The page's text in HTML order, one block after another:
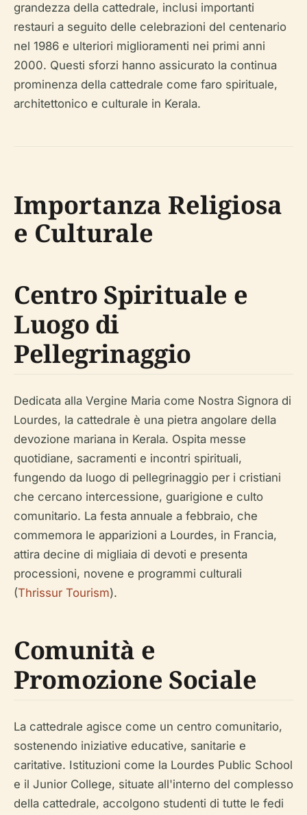
grandezza della cattedrale, inclusi importanti
restauri a seguito delle celebrazioni del centenario
nel 1986 e ulteriori miglioramenti nei primi anni
2000. Questi sforzi hanno assicurato la continua
prominenza della cattedrale come faro spirituale,
architettonico e culturale in Kerala.
Importanza Religiosa
e Culturale
Centro Spirituale e
Luogo di
Pellegrinaggio
Dedicata alla Vergine Maria come Nostra Signora di
Lourdes, la cattedrale è una pietra angolare della
devozione mariana in Kerala. Ospita messe
quotidiane, sacramenti e incontri spirituali,
fungendo da luogo di pellegrinaggio per i cristiani
che cercano intercessione, guarigione e culto
comunitario. La festa annuale a febbraio, che
commemora le apparizioni a Lourdes, in Francia,
attira decine di migliaia di devoti e presenta
processioni, novene e programmi culturali
(Thrissur Tourism).
Comunità e
Promozione Sociale
La cattedrale agisce come un centro comunitario,
sostenendo iniziative educative, sanitarie e
caritative. Istituzioni come la Lourdes Public School
e il Junior College, situate all'interno del complesso
della cattedrale, accolgono studenti di tutte le fedi